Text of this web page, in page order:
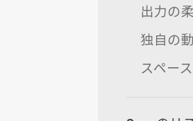
出力の
独自の
スペー